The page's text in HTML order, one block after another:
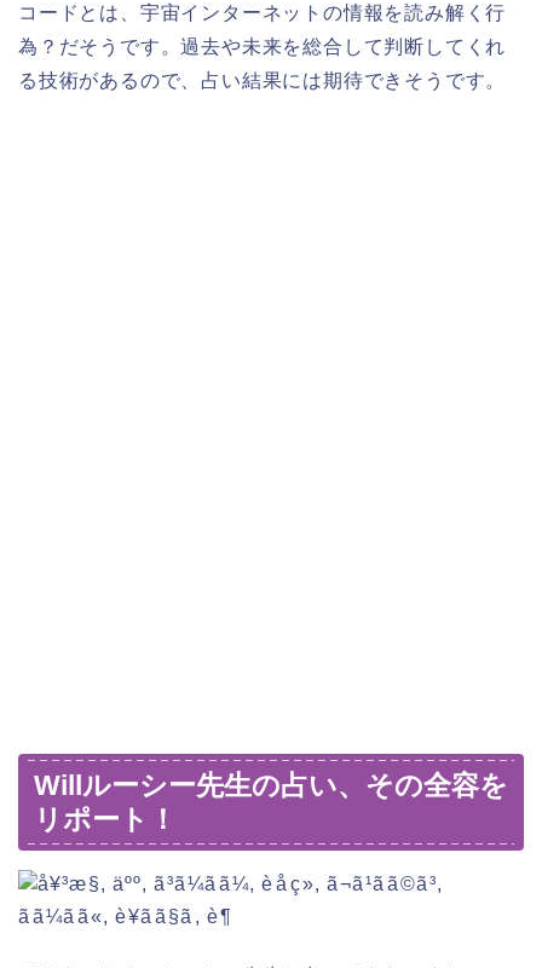
コードとは、 宇宙インターネットの情報を読み解く行
為？だそうです。過去や未来を総合して判断してくれ
る技術があるので、占い結果には期待できそうです。
Willルーシー先生の占い、その全容を
リポート！